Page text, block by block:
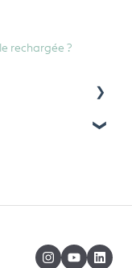
rechargée ?